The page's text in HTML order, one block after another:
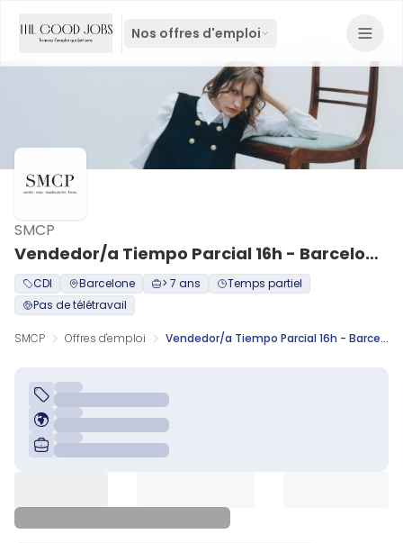
Nos offres d'emploi
Vendedor/a Tiempo Parcial 16h - Barcelona Paseo de Gracia
SMCP
CDI Barcelone > 7 ans
Temps partiel
Pas de télétravail
SMCP Offres d'emploi Vendedor/a Tiempo Parcial 16h - Barcelona Paseo de Gracia